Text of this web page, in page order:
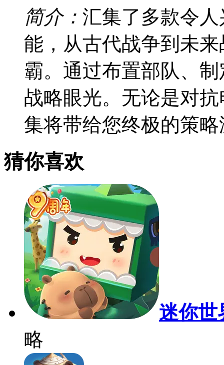
简介： 汇集了多款令
能，从古代战争到未
霸。通过布置部队、
战略眼光。无论是对
集将带给您终极的策
猜你喜欢
迷你世
略